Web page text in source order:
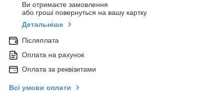
Ви отримаєте замовлення
або гроші повернуться на вашу картку
Детальніше
Післяплата
Оплата на рахунок
Оплата за реквізитами
Всі умови оплати